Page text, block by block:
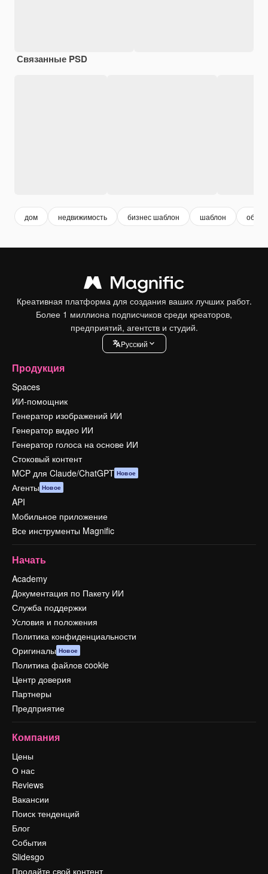
Связанные PSD
дом недвижимость бизнес шаблон шаблон
Креативная платформа для создания ваших лучших работ.
Более 1 миллиона подписчиков среди креаторов,
предприятий, агентств и студий.
Pусский
Продукция
Spaces
ИИ-помощник
Генератор изображений ИИ
Генератор видео ИИ
Генератор голоса на основе ИИ
Стоковый контент
MCP для Claude/ChatGPT Новое
Агенты Новое
API
Мобильное приложение
Все инструменты Magnific
Начать
Academy
Документация по Пакету ИИ
Служба поддержки
Условия и положения
Политика конфиденциальности
Оригиналы Новое
Политика файлов cookie
Центр доверия
Партнеры
Предприятие
Компания
Цены
О нас
Reviews
Вакансии
Поиск тенденций
Блог
События
Slidesgo
Продайте свой контент